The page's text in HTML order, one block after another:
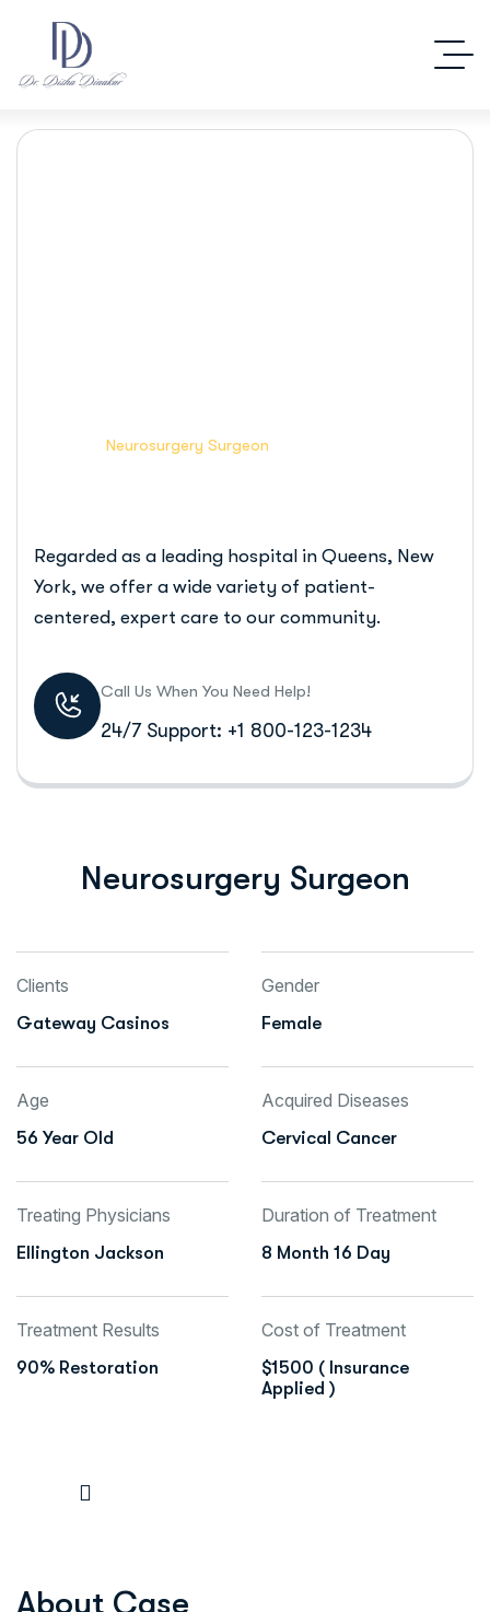
Neurosurgery Surgeon
Regarded as a leading hospital in Queens, New
York, we offer a wide variety of patient-
centered, expert care to our community.
Call Us When You Need Help!
24/7 Support: +1 800-123-1234
Neurosurgery Surgeon
Clients
Gateway Casinos
Gender
Female
Age
56 Year Old
Acquired Diseases
Cervical Cancer
Treating Physicians
Ellington Jackson
Duration of Treatment
8 Month 16 Day
Treatment Results
90% Restoration
Cost of Treatment
$1500 ( Insurance
Applied )
About Case